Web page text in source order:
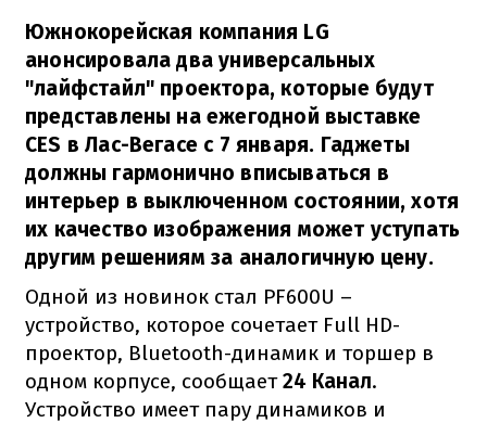
Южнокорейская компания LG
анонсировала два универсальных
"лайфстайл" проектора, которые будут
представлены на ежегодной выставке
CES в Лас-Вегасе с 7 января. Гаджеты
должны гармонично вписываться в
интерьер в выключенном состоянии, хотя
их качество изображения может уступать
другим решениям за аналогичную цену.
Одной из новинок стал PF600U –
устройство, которое сочетает Full HD-
проектор, Bluetooth-динамик и торшер в
одном корпусе, сообщает24 Канал.
Устройство имеет пару динамиков и